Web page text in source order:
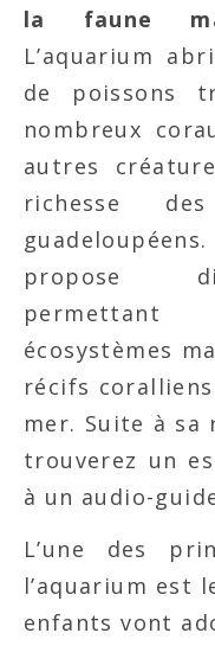
la faune
L’aquarium
de poissons
nombreux
autres
richesse
propose
écosystèmes
récifs
mer. Suite à sa
trouverez un
à un audio-
L’une des
l’aquarium est
enfants vont